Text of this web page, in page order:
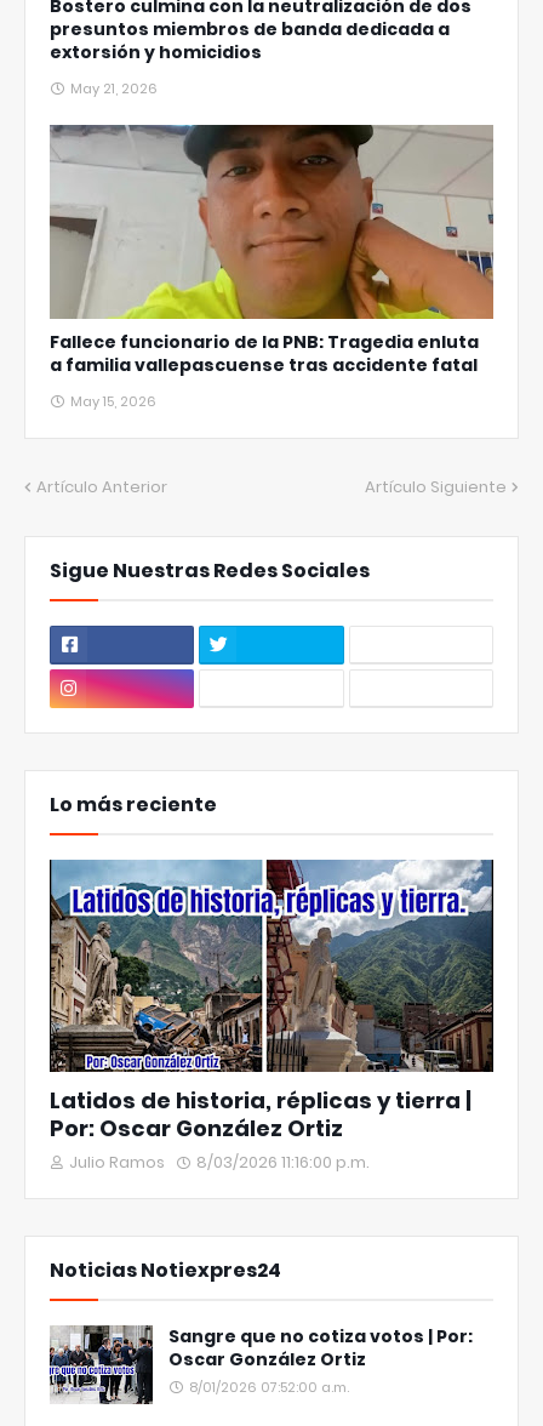
Bostero culmina con la neutralización de dos
presuntos miembros de banda dedicada a
extorsión y homicidios
May 21, 2026
Fallece funcionario de la PNB: Tragedia enluta
a familia vallepascuense tras accidente fatal
May 15, 2026
Artículo Anterior Artículo Siguiente
Sigue Nuestras Redes Sociales
Lo más reciente
Latidos de historia, réplicas y tierra |
Por: Oscar González Ortiz
Julio Ramos 8/03/2026 11:16:00 p.m.
Noticias Notiexpres24
Sangre que no cotiza votos | Por:
Oscar González Ortiz
8/01/2026 07:52:00 a.m.